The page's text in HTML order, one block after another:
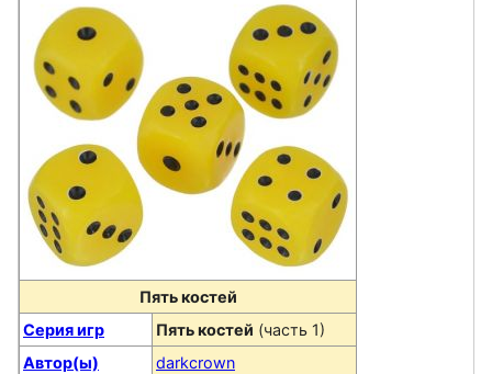
Пять костей
Серия игр
Пять костей (часть 1)
Автор(ы)
darkcrown